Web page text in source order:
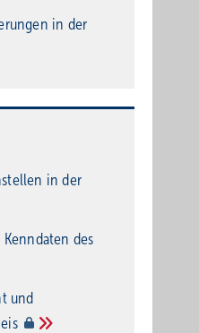
in der
in der
des
und